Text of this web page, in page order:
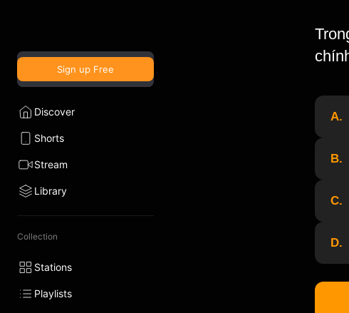
Sign up Free
Discover
Shorts
Stream
Library
Collection
Stations
Playlists
A.
B.
C.
D.